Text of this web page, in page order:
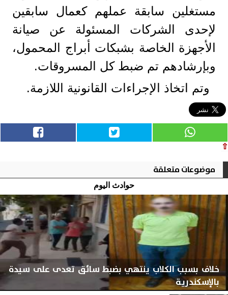
مستغلين سابقة عملهم كعمال سابقين
لإحدى الشركات المسئولة عن صيانة
الأجهزة الخاصة بشبكات أبراج المحمول،
وبإرشادهم تم ضبط كل المسروقات.
وتم اتخاذ الإجراءات القانونية اللازمة.
⇧
موضوعات متعلقة
حوادث اليوم
خلاف بسبب الكلاب ينتهي بضبط سائق تعدى على سيدة
بالإسكندرية